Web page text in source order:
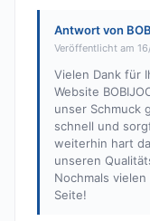
Antwort von
Veröffentlicht am
Vielen Dank für
Website
unser Schmuck
schnell und
weiterhin hart
unseren
Nochmals
Seite!